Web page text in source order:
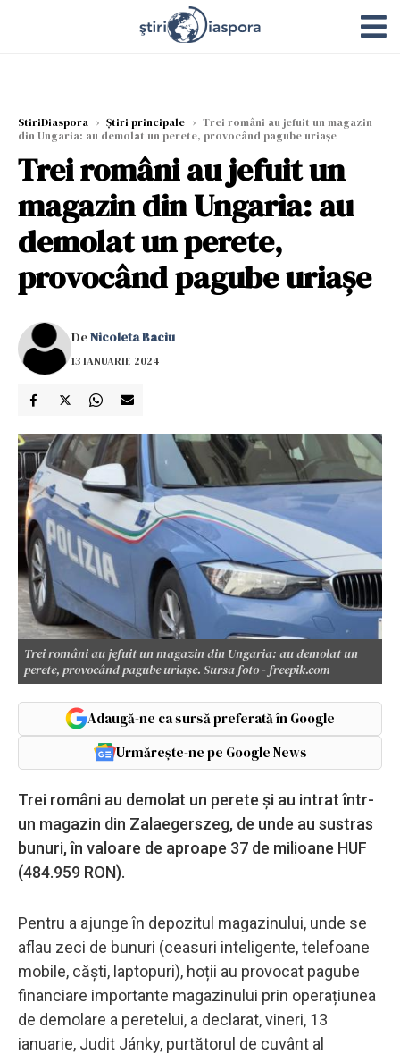
StiriDiaspora › Știri principale › Trei români au jefuit un magazin
din Ungaria: au demolat un perete, provocând pagube uriașe
Trei români au jefuit un
magazin din Ungaria: au
demolat un perete,
provocând pagube uriașe
DeNicoleta Baciu
13 IANUARIE 2024
Trei români au jefuit un magazin din Ungaria: au demolat un
perete, provocând pagube uriașe. Sursa foto - freepik.com
Adaugă-ne ca sursă preferată în Google
Urmărește-ne pe Google News
Trei români au demolat un perete și au intrat într-
un magazin din Zalaegerszeg, de unde au sustras
bunuri, în valoare de aproape 37 de milioane HUF
(484.959 RON).
Pentru a ajunge în depozitul magazinului, unde se
aflau zeci de bunuri (ceasuri inteligente, telefoane
mobile, căști, laptopuri), hoții au provocat pagube
financiare importante magazinului prin operațiunea
de demolare a peretelui, a declarat, vineri, 13
ianuarie, Judit Jánky, purtătorul de cuvânt al